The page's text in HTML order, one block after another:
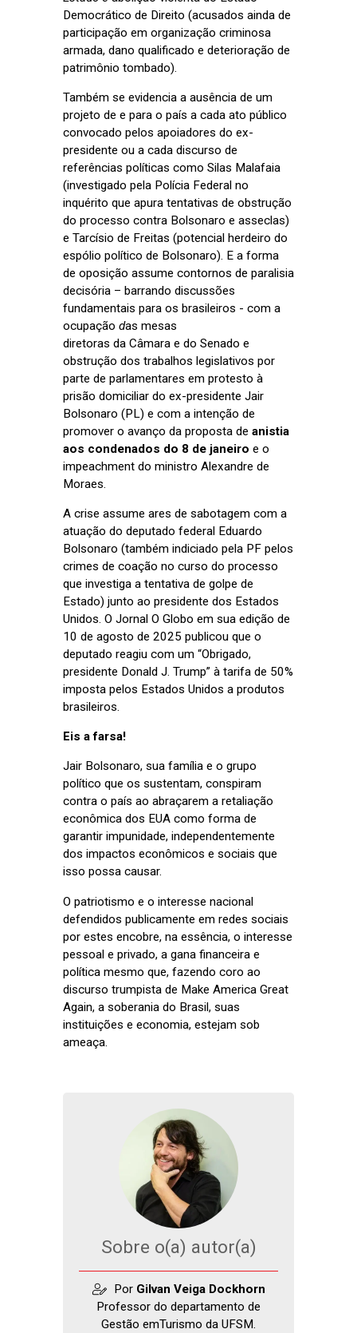
Democrático de Direito (acusados ainda de
participação em organização criminosa
armada, dano qualificado e deterioração de
patrimônio tombado).
Também se evidencia a ausência de um
projeto de e para o país a cada ato público
convocado pelos apoiadores do ex-
presidente ou a cada discurso de
referências políticas como Silas Malafaia
(investigado pela Polícia Federal no
inquérito que apura tentativas de obstrução
do processo contra Bolsonaro e asseclas)
e Tarcísio de Freitas (potencial herdeiro do
espólio político de Bolsonaro). E a forma
de oposição assume contornos de paralisia
decisória – barrando discussões
fundamentais para os brasileiros - com a
ocupação das mesas
diretoras da Câmara e do Senado e
obstrução dos trabalhos legislativos por
parte de parlamentares em protesto à
prisão domiciliar do ex-presidente Jair
Bolsonaro (PL) e com a intenção de
promover o avanço da proposta de anistia
aos condenados do 8 de janeiro e o
impeachment do ministro Alexandre de
Moraes.
A crise assume ares de sabotagem com a
atuação do deputado federal Eduardo
Bolsonaro (também indiciado pela PF pelos
crimes de coação no curso do processo
que investiga a tentativa de golpe de
Estado) junto ao presidente dos Estados
Unidos. O Jornal O Globo em sua edição de
10 de agosto de 2025 publicou que o
deputado reagiu com um “Obrigado,
presidente Donald J. Trump” à tarifa de 50%
imposta pelos Estados Unidos a produtos
brasileiros.
Eis a farsa!
Jair Bolsonaro, sua família e o grupo
político que os sustentam, conspiram
contra o país ao abraçarem a retaliação
econômica dos EUA como forma de
garantir impunidade, independentemente
dos impactos econômicos e sociais que
isso possa causar.
O patriotismo e o interesse nacional
defendidos publicamente em redes sociais
por estes encobre, na essência, o interesse
pessoal e privado, a gana financeira e
política mesmo que, fazendo coro ao
discurso trumpista de Make America Great
Again, a soberania do Brasil, suas
instituições e economia, estejam sob
ameaça.
Sobre o(a) autor(a)
Por Gilvan Veiga Dockhorn
Professor do departamento de
Gestão emTurismo da UFSM.